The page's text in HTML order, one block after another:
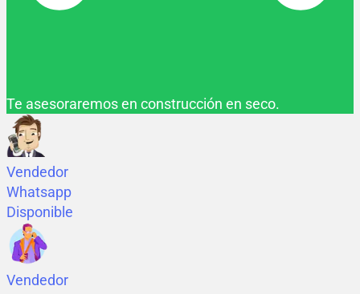
Te asesoraremos en construcción en seco.
Vendedor
Whatsapp
Disponible
Vendedor